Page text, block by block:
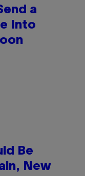
a
Into
Be
New